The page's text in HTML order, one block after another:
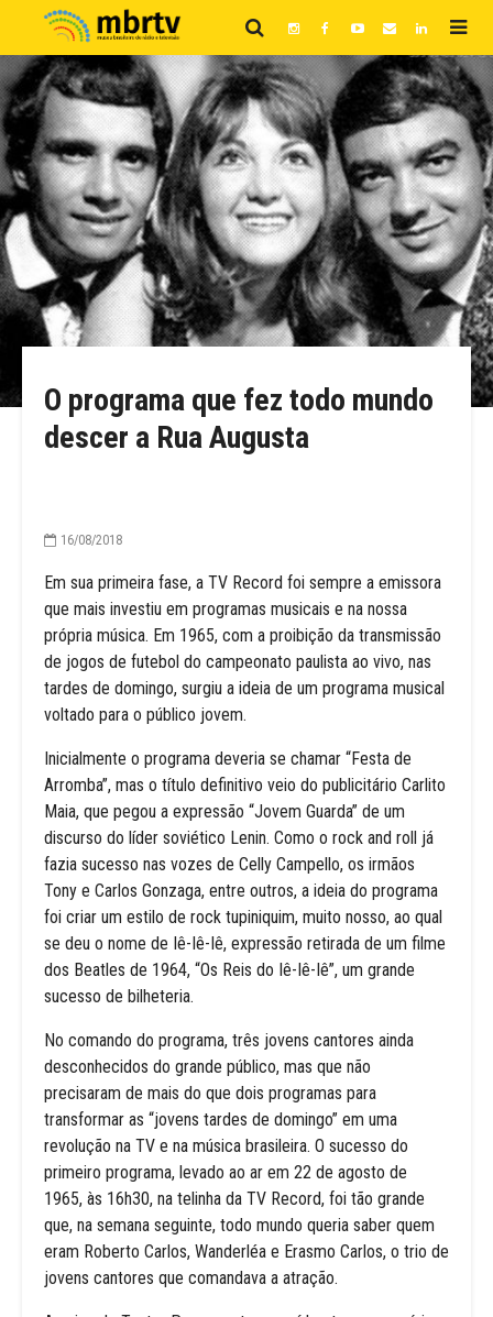
O programa que fez todo mundo
descer a Rua Augusta
16/08/2018
Em sua primeira fase, a TV Record foi sempre a emissora
que mais investiu em programas musicais e na nossa
própria música. Em 1965, com a proibição da transmissão
de jogos de futebol do campeonato paulista ao vivo, nas
tardes de domingo, surgiu a ideia de um programa musical
voltado para o público jovem.
Inicialmente o programa deveria se chamar “Festa de
Arromba”, mas o título definitivo veio do publicitário Carlito
Maia, que pegou a expressão “Jovem Guarda” de um
discurso do líder soviético Lenin. Como o rock and roll já
fazia sucesso nas vozes de Celly Campello, os irmãos
Tony e Carlos Gonzaga, entre outros, a ideia do programa
foi criar um estilo de rock tupiniquim, muito nosso, ao qual
se deu o nome de Iê-Iê-Iê, expressão retirada de um filme
dos Beatles de 1964, “Os Reis do Iê-Iê-Iê”, um grande
sucesso de bilheteria.
No comando do programa, três jovens cantores ainda
desconhecidos do grande público, mas que não
precisaram de mais do que dois programas para
transformar as “jovens tardes de domingo” em uma
revolução na TV e na música brasileira. O sucesso do
primeiro programa, levado ao ar em 22 de agosto de
1965, às 16h30, na telinha da TV Record, foi tão grande
que, na semana seguinte, todo mundo queria saber quem
eram Roberto Carlos, Wanderléa e Erasmo Carlos, o trio de
jovens cantores que comandava a atração.